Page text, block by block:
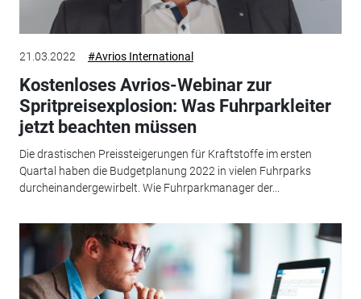
21.03.2022 #Avrios International
Kostenloses Avrios-Webinar zur
Spritpreisexplosion: Was Fuhrparkleiter
jetzt beachten müssen
Die drastischen Preissteigerungen für Kraftstoffe im ersten
Quartal haben die Budgetplanung 2022 in vielen Fuhrparks
durcheinandergewirbelt. Wie Fuhrparkmanager der...